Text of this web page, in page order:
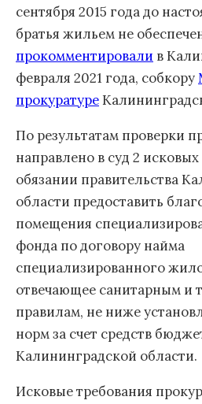
сентября 2015 года до
братья жильем не
прокомментировали в
февраля 2021 года, собкору
прокуратуре
По результатам проверки
направлено в суд 2
обязании правительства
области предоставить
помещения
фонда по договору найма
специализированного
отвечающее санитарным и
правилам, не ниже
норм за счет средств
Калининградской области.
Исковые требования